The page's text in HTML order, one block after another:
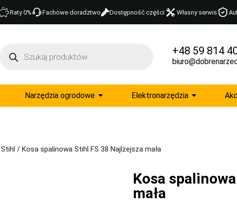
Raty 0% Fachowe doradztwo Dostępność części Własny serwis
+48 59 814
Narzędzia ogrodowe Elektronarzędzia
/ Kosa spalinowa Stihl FS 38 Najlżejsza mała
Kosa
mała